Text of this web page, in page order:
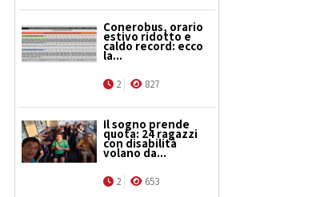
Conerobus, orario
estivo ridotto e
caldo record: ecco
la...
2 827
Il sogno prende
quota: 24 ragazzi
con disabilità
volano da...
2 653